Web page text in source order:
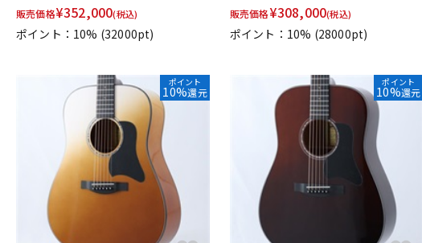
販売価格¥352,000(税込)
ポイント：10% (32000pt)
販売価格¥308,000(税込)
ポイント：10% (28000pt)
ポイント
10%還元
ポイント
10%還元